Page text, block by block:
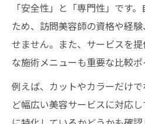
「安全性」と「専門性」です
ため、訪問美容師の資格や経
せません。また、サービスを
な施術メニューも重要な比較ポ
例えば、カットやカラーだけ
ど幅広い美容サービスに対応